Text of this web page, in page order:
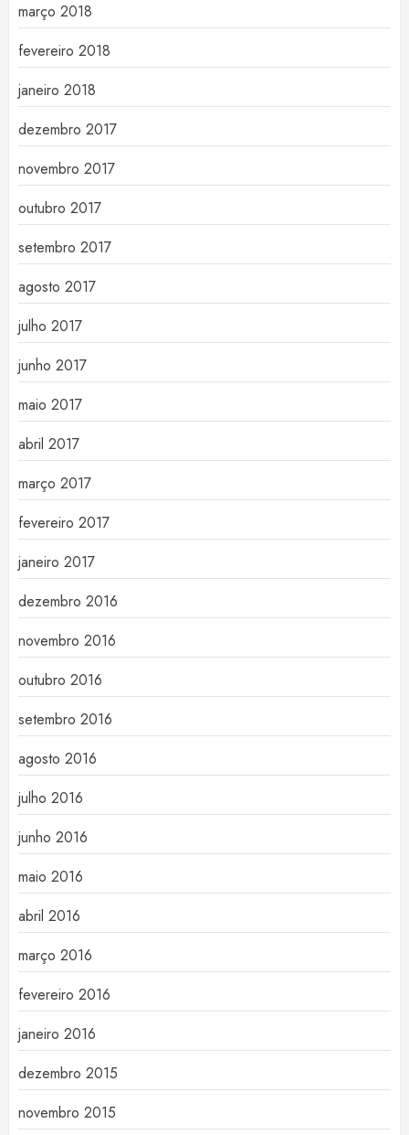
março 2018
fevereiro 2018
janeiro 2018
dezembro 2017
novembro 2017
outubro 2017
setembro 2017
agosto 2017
julho 2017
junho 2017
maio 2017
abril 2017
março 2017
fevereiro 2017
janeiro 2017
dezembro 2016
novembro 2016
outubro 2016
setembro 2016
agosto 2016
julho 2016
junho 2016
maio 2016
abril 2016
março 2016
fevereiro 2016
janeiro 2016
dezembro 2015
novembro 2015